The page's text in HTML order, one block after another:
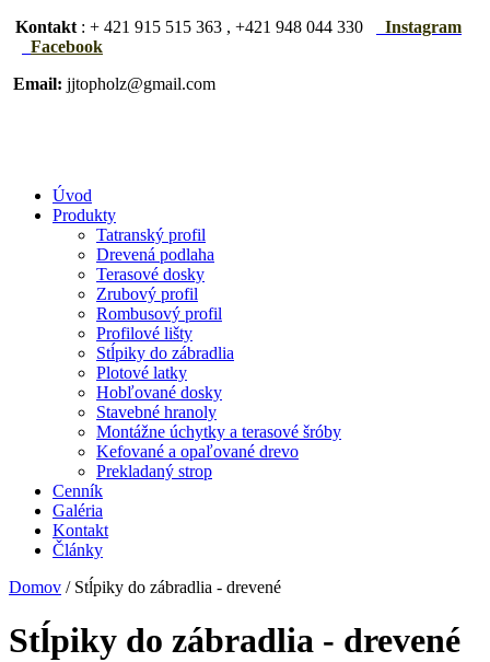
Kontakt : + 421 915 515 363 , +421 948 044 330
Instagram
Facebook
Email: jjtopholz@gmail.com
Úvod
Produkty
Tatranský profil
Drevená podlaha
Terasové dosky
Zrubový profil
Rombusový profil
Profilové lišty
Stĺpiky do zábradlia
Plotové latky
Hobľované dosky
Stavebné hranoly
Montážne úchytky a terasové šróby
Kefované a opaľované drevo
Prekladaný strop
Cenník
Galéria
Kontakt
Články
Domov / Stĺpiky do zábradlia - drevené
Stĺpiky do zábradlia - drevené